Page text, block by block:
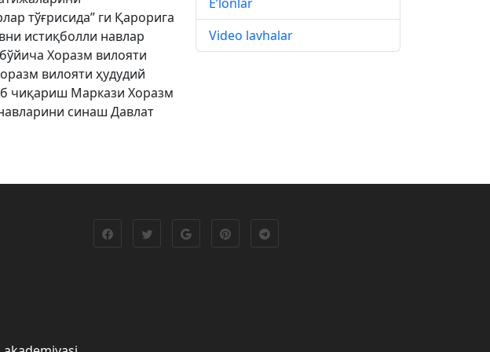
тўғрисида” ги Қарорига
истиқболли навлар
Хоразм вилояти
вилояти ҳудудий
чиқариш Маркази Хоразм
синаш Давлат
Video lavhalar